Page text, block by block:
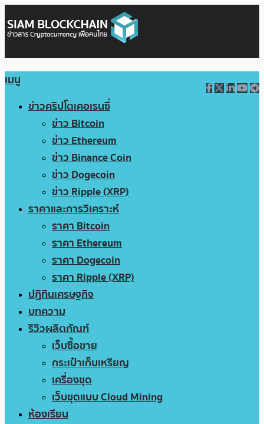
เมนู
ข่าวคริปโตเคอเรนซี่
ข่าว Bitcoin
ข่าว Ethereum
ข่าว Binance Coin
ข่าว Dogecoin
ข่าว Ripple (XRP)
ราคาและการวิเคราะห์
ราคา Bitcoin
ราคา Ethereum
ราคา Dogecoin
ราคา Ripple (XRP)
ปฏิทินเศรษฐกิจ
บทความ
รีวิวผลิตภัณฑ์
เว็บซื้อขาย
กระเป๋าเก็บเหรียญ
เครื่องขุด
เว็บขุดแบบ Cloud Mining
ห้องเรียน